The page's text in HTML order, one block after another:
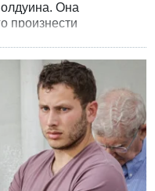
Она
произнести